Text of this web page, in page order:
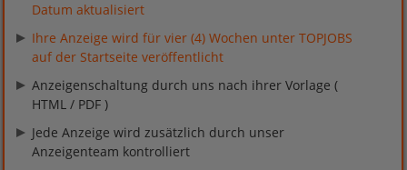
Datum aktualisiert
Ihre Anzeige wird für vier (4) Wochen unter TOPJOBS
auf der Startseite veröffentlicht
Anzeigenschaltung durch uns nach ihrer Vorlage (
HTML / PDF )
Jede Anzeige wird zusätzlich durch unser
Anzeigenteam kontrolliert